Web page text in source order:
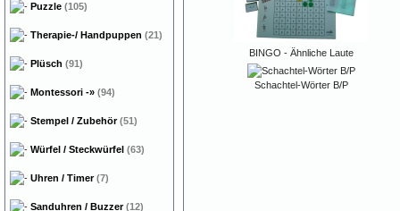
BINGO - Ähnliche Laute
Schachtel-Wörter B/P
Puzzle (105)
Therapie-/ Handpuppen (21)
Plüsch (91)
Montessori -» (94)
Stempel / Zubehör(51)
Würfel / Steckwürfel (63)
Uhren / Timer(7)
Sanduhren / Buzzer(12)